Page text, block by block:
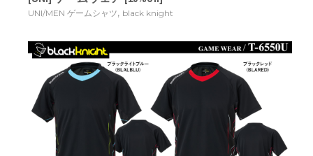
UNI/MEN ゲームシャツ, black knight